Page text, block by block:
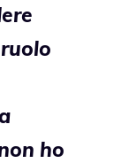
ho